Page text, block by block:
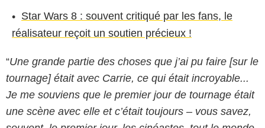
Star Wars 8 : souvent critiqué par les fans, le
réalisateur reçoit un soutien précieux !
“Une grande partie des choses que j’ai pu faire [sur le
tournage] était avec Carrie, ce qui était incroyable...
Je me souviens que le premier jour de tournage était
une scène avec elle et c’était toujours – vous savez,